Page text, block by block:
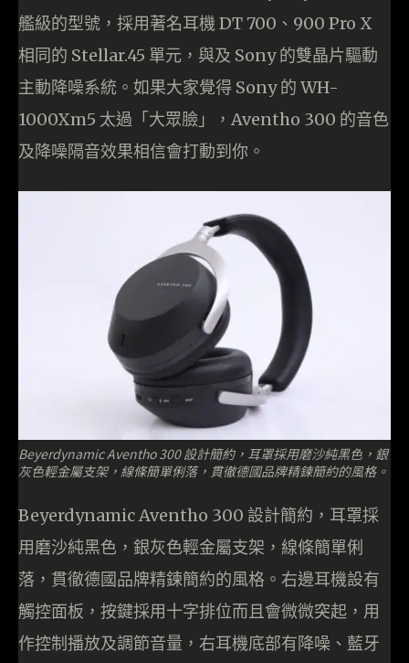
艦級的型號，採用著名耳機 DT 700、900 Pro X
相同的 Stellar.45 單元，與及 Sony 的雙晶片驅動
主動降噪系統。如果大家覺得 Sony 的 WH-
1000Xm5 太過「大眾臉」，Aventho 300 的音色
及降噪隔音效果相信會打動到你。
Beyerdynamic Aventho 300 設計簡約，耳罩採用磨沙純黑色，銀
灰色輕金屬支架，線條簡單俐落，貫徹德國品牌精鍊簡約的風格。
Beyerdynamic Aventho 300 設計簡約，耳罩採
用磨沙純黑色，銀灰色輕金屬支架，線條簡單俐
落，貫徹德國品牌精鍊簡約的風格。右邊耳機設有
觸控面板，按鍵採用十字排位而且會微微突起，用
作控制播放及調節音量，右耳機底部有降噪、藍牙